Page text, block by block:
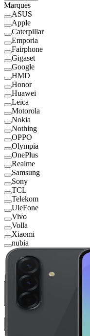
Marques
ASUS
Apple
Caterpillar
Emporia
Fairphone
Gigaset
Google
HMD
Honor
Huawei
Leica
Motorola
Nokia
Nothing
OPPO
Olympia
OnePlus
Realme
Samsung
Sony
TCL
Telekom
UleFone
Vivo
Volla
Xiaomi
nubia